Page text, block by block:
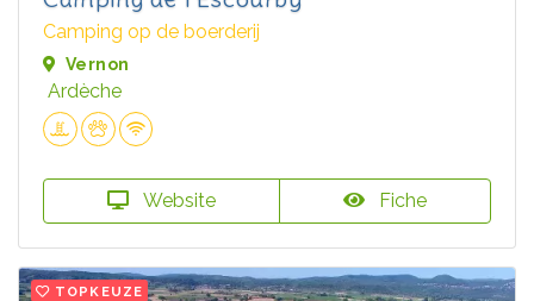
Camping op de boerderij
Vernon
Ardèche
Website Fiche
TOPKEUZE